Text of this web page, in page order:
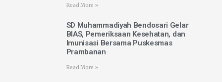
Read More »
SD Muhammadiyah Bendosari Gelar
BIAS, Pemeriksaan Kesehatan, dan
Imunisasi Bersama Puskesmas
Prambanan
Read More »